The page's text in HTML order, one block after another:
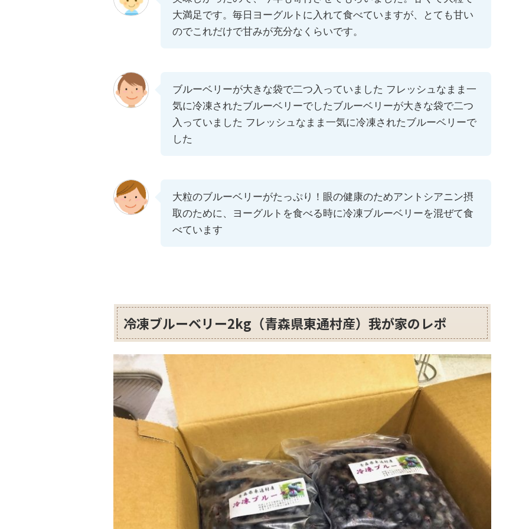
大満足です。毎日ヨーグルトに入れて食べていますが、とても甘い
のでこれだけで甘みが充分なくらいです。
ブルーベリーが大きな袋で二つ入っていました フレッシュなまま一
気に冷凍されたブルーベリーでしたブルーベリーが大きな袋で二つ
入っていました フレッシュなまま一気に冷凍されたブルーベリーで
した
大粒のブルーベリーがたっぷり！眼の健康のためアントシアニン摂
取のために、ヨーグルトを食べる時に冷凍ブルーベリーを混ぜて食
べています
冷凍ブルーベリー2kg（青森県東通村産）我が家のレポ